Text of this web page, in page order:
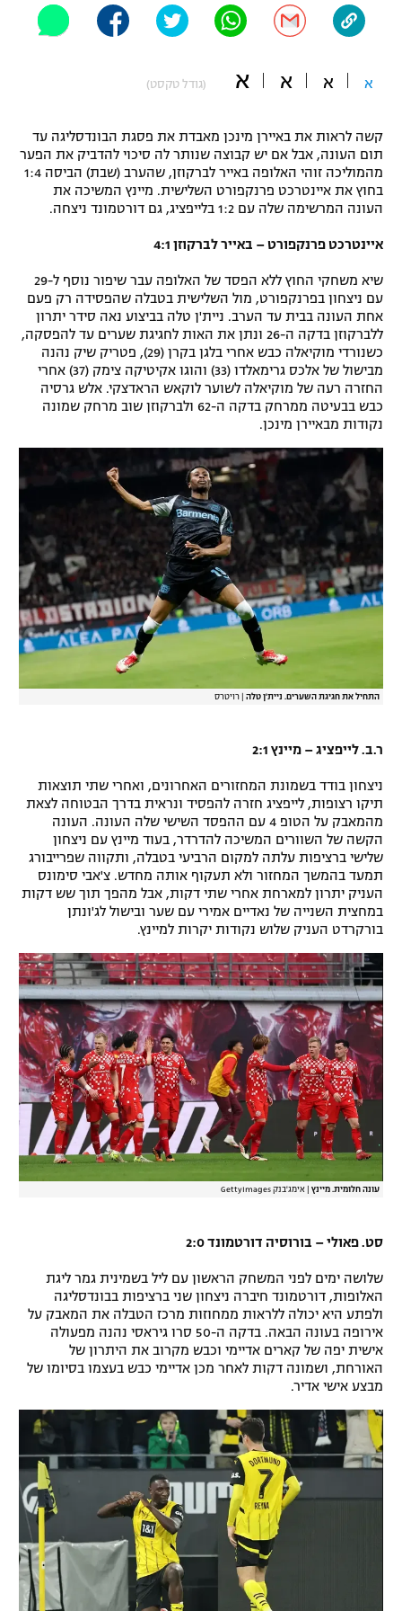
"מחצית בשכונה" – פודקאסט
משתתפים וזוכים בפרסים
תקנון משתתפים וזוכים בפרסים
תקנון עבור פעילות אלקטרה
טניס
גיימינג E-Sports
מדיניות פרטיות
תקנון פעילות ספורט 1
רשיון להקרנה פומבית לבית עסק
הצטרפות לחבילת הערוצים
לוח דרושים – ג'ובנט
תגיות
המגזין
אופניים
ספורט מוטורי
פוטבול אמריקאי NFL
בייסבול MLB
ספורט אתגרי ואקסטרים
אומנויות לחימה
גיימינג E-Sports
א א א א (גודל טקסט)
קשה לראות את באיירן מינכן מאבדת את פסגת הבונדסליגה עד
תום העונה, אבל אם יש קבוצה שנותר לה סיכוי להדביק את הפער
מהמוליכה זוהי האלופה באייר לברקוזן, שהערב (שבת) הביסה 1:4
בחוץ את איינטרכט פרנקפורט השלישית. מיינץ המשיכה את
העונה המרשימה שלה עם 1:2 בלייפציג, גם דורטמונד ניצחה.
איינטרכט פרנקפורט – באייר לברקוזן 4:1
שיא משחקי החוץ ללא הפסד של האלופה עבר שיפור נוסף ל-29
עם ניצחון בפרנקפורט, מול השלישית בטבלה שהפסידה רק פעם
אחת העונה בבית עד הערב. ניית'ן טלה בביצוע נאה סידר יתרון
ללברקוזן בדקה ה-26 ונתן את האות לחגיגת שערים עד להפסקה,
כשנורדי מוקיאלה כבש אחרי בלגן בקרן (29), פטריק שיק נהנה
מבישול של אלכס גרימאלדו (33) והוגו אקיטיקה צימק (37) אחרי
החזרה רעה של מוקיאלה לשוער לוקאש הראדצקי. אלש גרסיה
כבש בבעיטה ממרחק בדקה ה-62 ולברקוזן שוב מרחק שמונה
נקודות מבאיירן מינכן.
התחיל את חגיגת השערים. ניית'ן טלה רויטרס
ר.ב. לייפציג – מיינץ 2:1
ניצחון בודד בשמונת המחזורים האחרונים, ואחרי שתי תוצאות
תיקו רצופות, לייפציג חזרה להפסיד ונראית בדרך הבטוחה לצאת
מהמאבק על הטופ 4 עם ההפסד השישי שלה העונה. העונה
הקשה של השוורים המשיכה להדרדר, בעוד מיינץ עם ניצחון
שלישי ברציפות עלתה למקום הרביעי בטבלה, ותקווה שפרייבורג
תמעד בהמשך המחזור ולא תעקוף אותה מחדש. צ'אבי סימונס
העניק יתרון למארחת אחרי שתי דקות, אבל מהפך תוך שש דקות
במחצית השנייה של נאדיים אמירי עם שער ובישול לג'ונתן
בורקרדט העניק שלוש נקודות יקרות למיינץ.
עונה חלומית. מיינץ אימג'בנק GettyImages
סט. פאולי – בורוסיה דורטמונד 2:0
שלושה ימים לפני המשחק הראשון עם ליל בשמינית גמר ליגת
האלופות, דורטמונד חיברה ניצחון שני ברציפות בבונדסליגה
ולפתע היא יכולה ללראות ממחוזות מרכז הטבלה את המאבק על
אירופה בעונה הבאה. בדקה ה-50 סרו גיראסי נהנה מפעולה
אישית יפה של קארים אדיימי וכבש מקרוב את היתרון של
האורחת, ושמונה דקות לאחר מכן אדיימי כבש בעצמו בסיומו של
מבצע אישי אדיר.